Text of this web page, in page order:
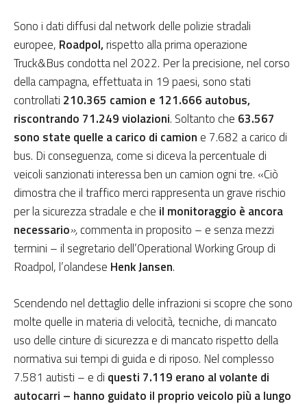
Sono i dati diffusi dal network delle polizie stradali
europee, Roadpol,rispetto alla primaoperazione
Truck&Bus condotta nel 2022. Per la precisione, nel corso
della campagna, effettuata in 19 paesi, sono stati
controllati 210.365 camion e 121.666 autobus,
riscontrando 71.249 violazioni. Soltanto che 63.567
sono state quelle a carico di camion e 7.682 a carico di
bus. Di conseguenza, come si diceva la percentuale di
veicoli sanzionati interessa ben un camion ogni tre. «Ciò
dimostra che il traffico merci rappresenta un grave rischio
per la sicurezza stradale e che il monitoraggio è ancora
necessario»,commenta in proposito – e senza mezzi
termini – il segretario dell’Operational Working Group di
Roadpol, l’olandese Henk Jansen.
Scendendo nel dettaglio delle infrazioni si scopre che sono
molte quelle in materia di velocità, tecniche, di mancato
uso delle cinture di sicurezza e di mancato rispetto della
normativa sui tempi di guida e di riposo. Nel complesso
7.581 autisti – e di questi 7.119 erano al volante di
autocarri – hanno guidato il proprio veicolo più a lungo